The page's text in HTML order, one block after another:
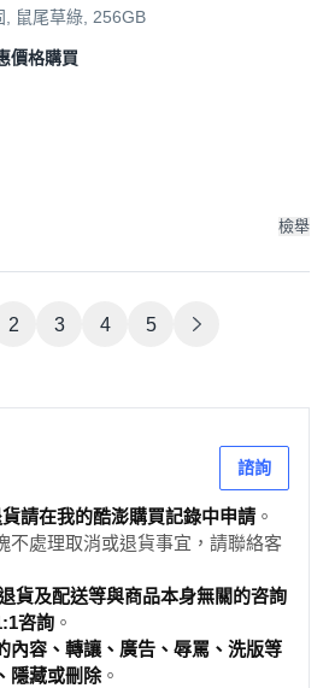
鼠尾草綠, 256GB
價格購買
檢舉
2 3 4 5
諮詢
請在我的酷澎購買記錄中申請 。
不處理取消或退貨事宜，請聯絡客
貨及配送等與商品本身無關的咨詢
咨詢 。
內容、轉讓、廣告、辱罵、洗版等
隱藏或刪除。